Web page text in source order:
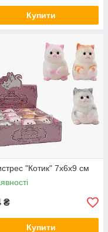
Купити
"Котик" 7х6х9 см
₴
Купити